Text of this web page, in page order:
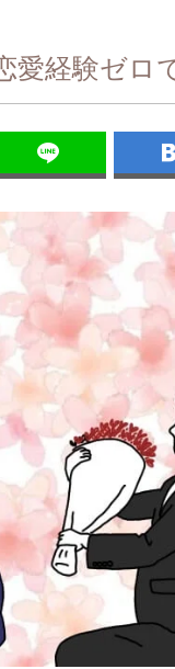
愛経験ゼロ